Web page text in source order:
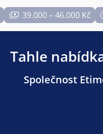
39.000 – 46.000 Kč
Tahle
Společnost